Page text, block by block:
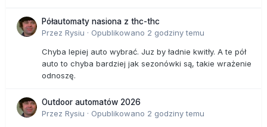
Półautomaty nasiona z thc-thc
Przez Rysiu · Opublikowano 2 godziny temu
Chyba lepiej auto wybrać. Juz by ładnie kwitły. A te pół
auto to chyba bardziej jak sezonówki są, takie wrażenie
odnoszę.
Outdoor automatów 2026
Przez Rysiu · Opublikowano 2 godziny temu